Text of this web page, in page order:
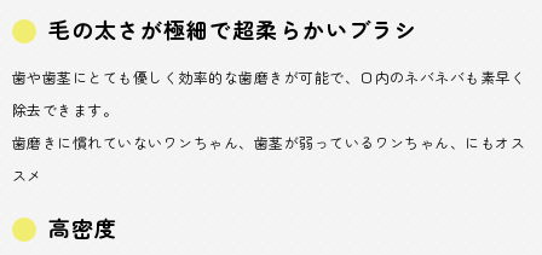
毛の太さが極細で超柔らかいブラシ
歯や歯茎にとても優しく効率的な歯磨きが可能で、口内のネバネバも素早く
除去できます。
歯磨きに慣れていないワンちゃん、歯茎が弱っているワンちゃん、にもオス
スメ
高密度